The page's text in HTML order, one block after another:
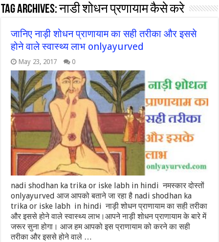
Tag Archives:नाडी शोधन प्रणायाम कैसे करे
जानिए नाड़ी शोधन प्राणायाम का सही तरीका और इससे
होने वाले स्वास्थ्य लाभ onlyayurved
May 23, 2017 0
nadi shodhan ka trika or iske labh in hindi नमस्कार दोस्तों
onlyayurved आज आपको बताने जा रहा है nadi shodhan ka
trika or iske labh in hindi नाड़ी शोधन प्राणायाम का सही तरीका
और इससे होने वाले स्वास्थ्य लाभ।आपने नाड़ी शोधन प्राणायाम के बारे में
जरूर सुना होगा। आज हम आपको इस प्राणायाम को करने का सही
तरीका और इससे होने वाले …